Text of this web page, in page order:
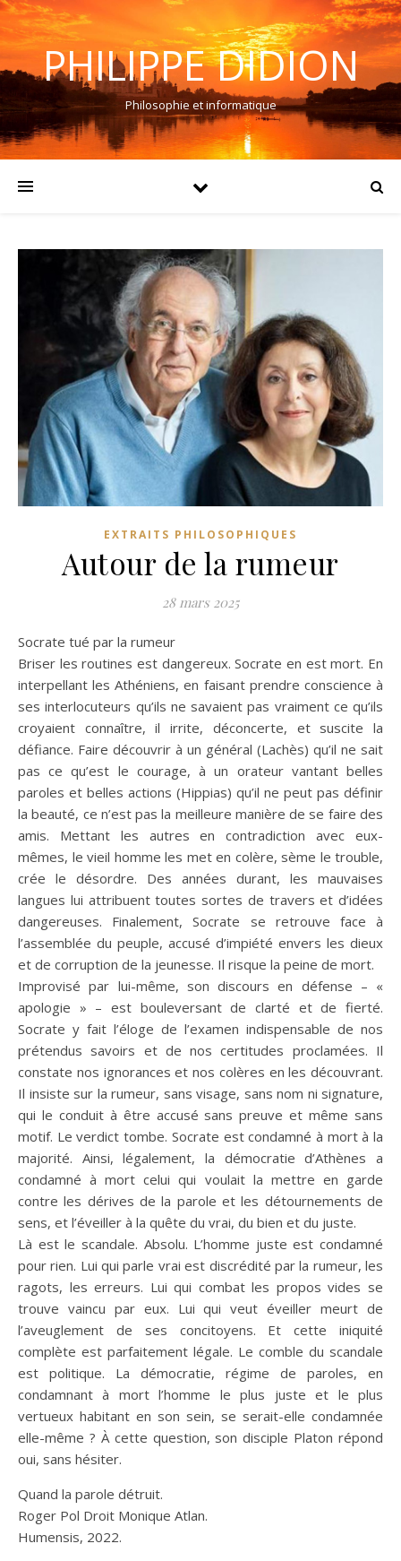
PHILIPPE DIDION
Philosophie et informatique
EXTRAITS PHILOSOPHIQUES
Autour de la rumeur
28 mars 2025
Socrate tué par la rumeur
Briser les routines est dangereux. Socrate en est mort. En
interpellant les Athéniens, en faisant prendre conscience à
ses interlocuteurs qu’ils ne savaient pas vraiment ce qu’ils
croyaient connaître, il irrite, déconcerte, et suscite la
défiance. Faire découvrir à un général (Lachès) qu’il ne sait
pas ce qu’est le courage, à un orateur vantant belles
paroles et belles actions (Hippias) qu’il ne peut pas définir
la beauté, ce n’est pas la meilleure manière de se faire des
amis. Mettant les autres en contradiction avec eux-
mêmes, le vieil homme les met en colère, sème le trouble,
crée le désordre. Des années durant, les mauvaises
langues lui attribuent toutes sortes de travers et d’idées
dangereuses. Finalement, Socrate se retrouve face à
l’assemblée du peuple, accusé d’impiété envers les dieux
et de corruption de la jeunesse. Il risque la peine de mort.
Improvisé par lui-même, son discours en défense – «
apologie » – est bouleversant de clarté et de fierté.
Socrate y fait l’éloge de l’examen indispensable de nos
prétendus savoirs et de nos certitudes proclamées. Il
constate nos ignorances et nos colères en les découvrant.
Il insiste sur la rumeur, sans visage, sans nom ni signature,
qui le conduit à être accusé sans preuve et même sans
motif. Le verdict tombe. Socrate est condamné à mort à la
majorité. Ainsi, légalement, la démocratie d’Athènes a
condamné à mort celui qui voulait la mettre en garde
contre les dérives de la parole et les détournements de
sens, et l’éveiller à la quête du vrai, du bien et du juste.
Là est le scandale. Absolu. L’homme juste est condamné
pour rien. Lui qui parle vrai est discrédité par la rumeur, les
ragots, les erreurs. Lui qui combat les propos vides se
trouve vaincu par eux. Lui qui veut éveiller meurt de
l’aveuglement de ses concitoyens. Et cette iniquité
complète est parfaitement légale. Le comble du scandale
est politique. La démocratie, régime de paroles, en
condamnant à mort l’homme le plus juste et le plus
vertueux habitant en son sein, se serait-elle condamnée
elle-même ? À cette question, son disciple Platon répond
oui, sans hésiter.
Quand la parole détruit.
Roger Pol Droit Monique Atlan.
Humensis, 2022.